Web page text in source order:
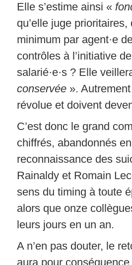
Elle s’estime ainsi «
qu’elle juge
minimum par agent·e
contrôles à l’initiative
salarié·e·s ? Elle
conservée». Autrement
révolue et doivent
C’est donc le grand
chiffrés, abandonnés
reconnaissance des
Rainaldy et Romain
sens du timing à toute
alors que onze
leurs jours en un an.
A n’en pas douter, le
aura pour